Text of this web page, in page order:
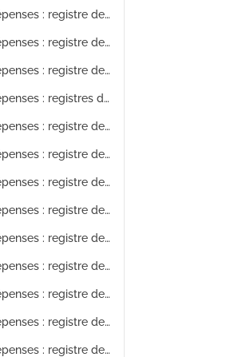
Livre de compte des recettes et des dépenses : registre des comptes ouverts sur les allocations de dépenses pour l'année 1826
Livre de compte des recettes et des dépenses : registre des comptes ouverts sur les allocations de dépenses pour l'année 1827
Livre de compte des recettes et des dépenses : registre des comptes ouverts sur les allocations de dépenses pour l'année 1828
Livre de compte des recettes et des dépenses : registres des comptes ouverts sur les allocations de dépenses pour l'année 1829
Livre de compte des recettes et des dépenses : registre des comptes ouverts sur les allocations de dépenses pour l'année 1830
Livre de compte des recettes et des dépenses : registre des comptes ouverts sur les allocations de dépenses pour l'année 1831
Livre de compte des recettes et des dépenses : registre des comptes ouverts sur les allocations de dépenses pour l'année 1832
Livre de compte des recettes et des dépenses : registre des comptes ouverts sur les allocations de dépenses pour l'année 1833
Livre de compte des recettes et des dépenses : registre des comptes ouverts sur les allocations de dépenses pour l'année 1834
Livre de compte des recettes et des dépenses : registre des comptes ouverts sur les allocations de dépenses pour l'année 1832
Livre de compte des recettes et des dépenses : registre des comptes ouverts sur les allocations de dépenses pour l'année 1836
Livre de compte des recettes et des dépenses : registre des comptes ouverts sur les allocations de dépenses pour l'année 1837
Livre de compte des recettes et des dépenses : registre des comptes ouverts sur les allocations de dépenses pour l'année 1835